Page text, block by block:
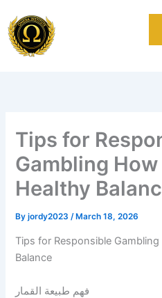
to
content
Tips for
Gambling
Healthy
Byjordy2023 /March 18, 2026
Tips for Responsible
Balance
فهم طبيعة القمار